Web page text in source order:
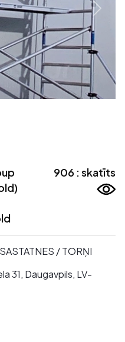
906 : skatīts
/ TORŅI
31, Daugavpils, LV-